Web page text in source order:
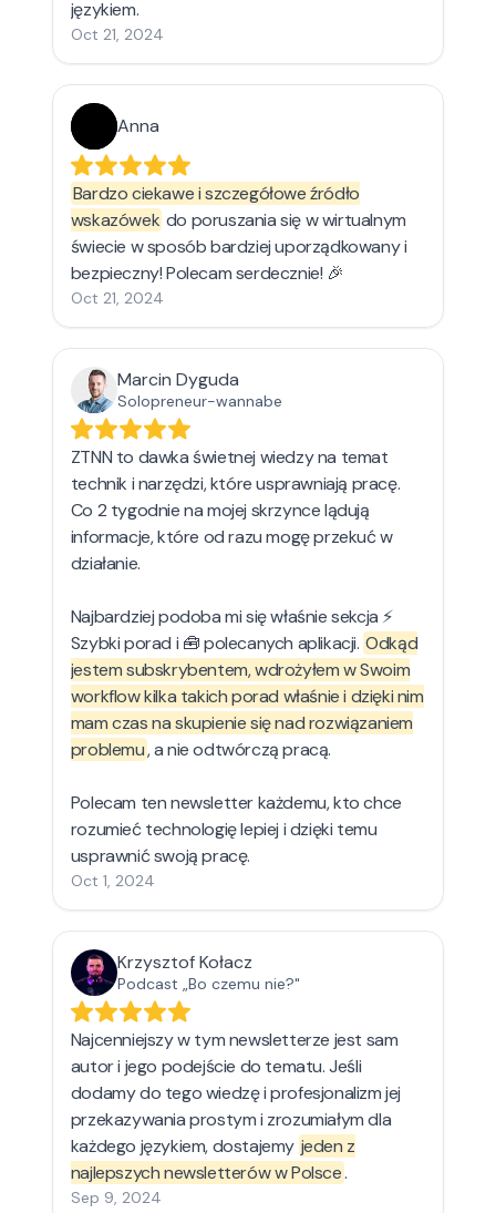
językiem.
Oct 21, 2024
Anna
Bardzo ciekawe i szczegółowe źródło
wskazówek do poruszania się w wirtualnym
świecie w sposób bardziej uporządkowany i
bezpieczny! Polecam serdecznie! 🎉
Oct 21, 2024
Marcin Dyguda
Solopreneur-wannabe
ZTNN to dawka świetnej wiedzy na temat
technik i narzędzi, które usprawniają pracę.
Co 2 tygodnie na mojej skrzynce lądują
informacje, które od razu mogę przekuć w
działanie.
Najbardziej podoba mi się właśnie sekcja ⚡
Szybki porad i 🧰 polecanych aplikacji. Odkąd
jestem subskrybentem, wdrożyłem w Swoim
workflow kilka takich porad właśnie i dzięki nim
mam czas na skupienie się nad rozwiązaniem
problemu, a nie odtwórczą pracą.
Polecam ten newsletter każdemu, kto chce
rozumieć technologię lepiej i dzięki temu
usprawnić swoją pracę.
Oct 1, 2024
Krzysztof Kołacz
Podcast „Bo czemu nie?"
Najcenniejszy w tym newsletterze jest sam
autor i jego podejście do tematu. Jeśli
dodamy do tego wiedzę i profesjonalizm jej
przekazywania prostym i zrozumiałym dla
każdego językiem, dostajemy jeden z
najlepszych newsletterów w Polsce.
Sep 9, 2024